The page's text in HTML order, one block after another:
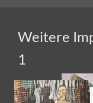
Weitere
1